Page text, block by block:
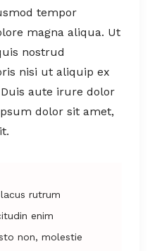
tempor
magna aliqua. Ut
nostrud
nisi ut aliquip ex
aute irure dolor
dolor sit amet,
rutrum
enim
non, molestie